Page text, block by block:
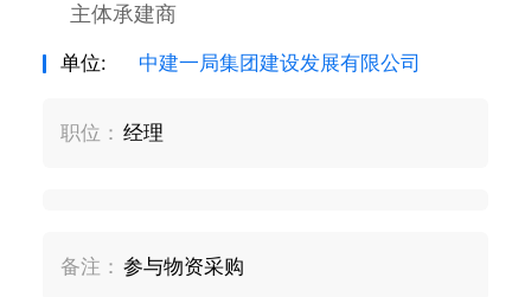
主体承建商
单位: 中建一局集团建设发展有限公司
职位： 经理
备注： 参与物资采购